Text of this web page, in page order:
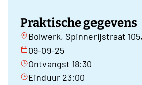
Praktische gegevens
Bolwerk, Spinnerijstraat
09-09-25
Ontvangst 18:30
Einduur 23:00